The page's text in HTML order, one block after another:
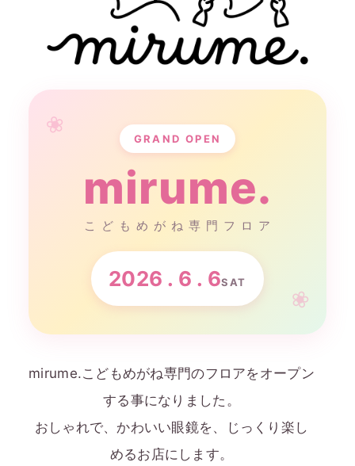
GRAND OPEN
mirume.
こ ど も め が ね 専 門 フ ロ ア
2026 . 6 . 6SAT
mirume.こどもめがね専門のフロアをオープン
する事になりました。
おしゃれで、かわいい眼鏡を、じっくり楽し
めるお店にします。